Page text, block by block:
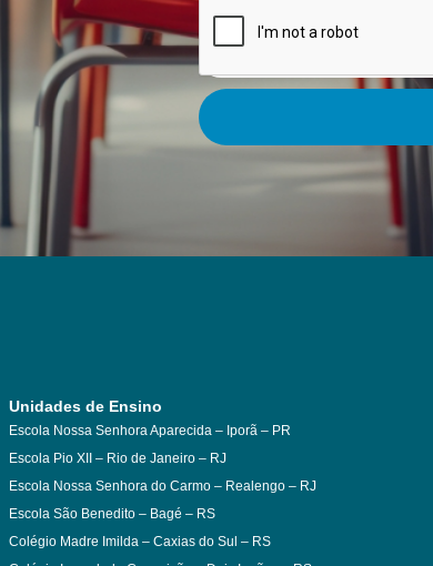
Unidades de Ensino
Escola Nossa Senhora Aparecida – Iporã – PR
Escola Pio XII – Rio de Janeiro – RJ
Escola Nossa Senhora do Carmo – Realengo – RJ
Escola São Benedito – Bagé – RS
Colégio Madre Imilda – Caxias do Sul – RS